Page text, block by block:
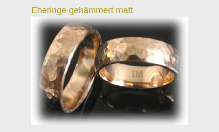
Eheringe gehämmert matt